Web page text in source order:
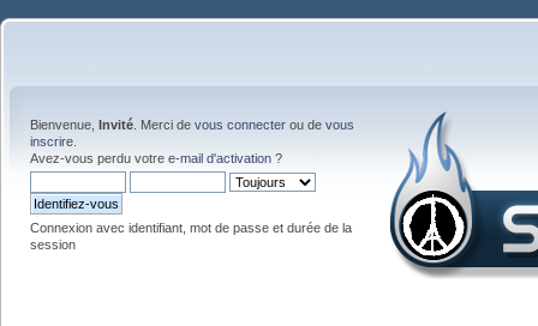
Bienvenue, Invité . Merci de vous connecter ou de vous
inscrire
Avez-vous perdu votre e-mail d'activation ?
Connexion avec identifiant, mot de passe et durée de la
session